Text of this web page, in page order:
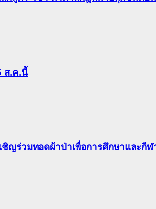
ส.ค.นี้
ชิญร่วมทอดผ้าป่าเพื่อการศึกษาและ